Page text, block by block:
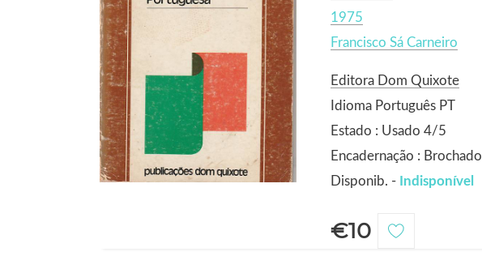
1975
Francisco Sá Carneiro
Editora Dom Quixote
Idioma Português PT
Estado : Usado 4/5
Encadernação : Brochado
Disponib. - Indisponível
€10